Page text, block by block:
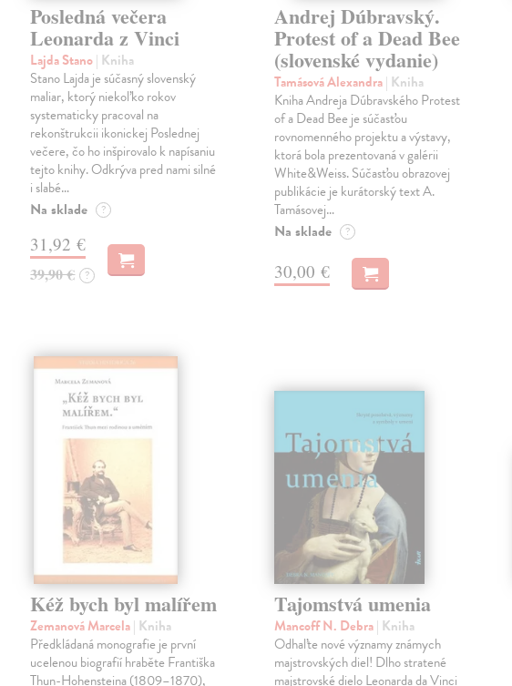
Posledná večera
Leonarda z Vinci
Lajda Stano| Kniha
Stano Lajda je súčasný slovenský
maliar, ktorý niekoľko rokov
systematicky pracoval na
rekonštrukcii ikonickej Poslednej
večere, čo ho inšpirovalo k napísaniu
tejto knihy. Odkrýva pred nami silné
i slabé…
Na sklade ?
31,92 €
39,90 € ?
Andrej Dúbravský.
Protest of a Dead Bee
(slovenské vydanie)
Tamásová Alexandra| Kniha
Kniha Andreja Dúbravského Protest
of a Dead Bee je súčasťou
rovnomenného projektu a výstavy,
ktorá bola prezentovaná v galérii
White&Weiss. Súčasťou obrazovej
publikácie je kurátorský text A.
Tamásovej…
Na sklade ?
30,00 €
Kéž bych byl malířem
Zemanová Marcela| Kniha
Předkládaná monografie je první
ucelenou biografií hraběte Františka
Thun-Hohensteina (1809–1870),
Tajomstvá umenia
Mancoff N. Debra| Kniha
Odhaľte nové významy známych
majstrovských diel! Dlho stratené
majstrovské dielo Leonarda da Vinci